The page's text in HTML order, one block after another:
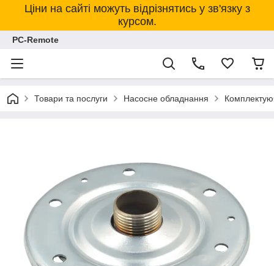
Ціни на сайті можуть відрізнятись у зв'язку з
курсом.
PC-Remote
Товари та послуги Насосне обладнання